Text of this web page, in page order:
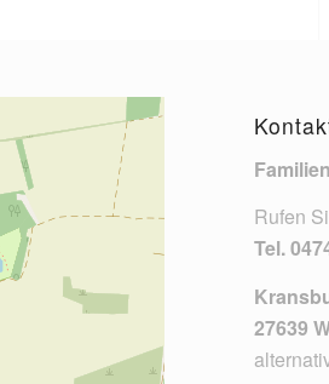
Rufen
Tel.
27639